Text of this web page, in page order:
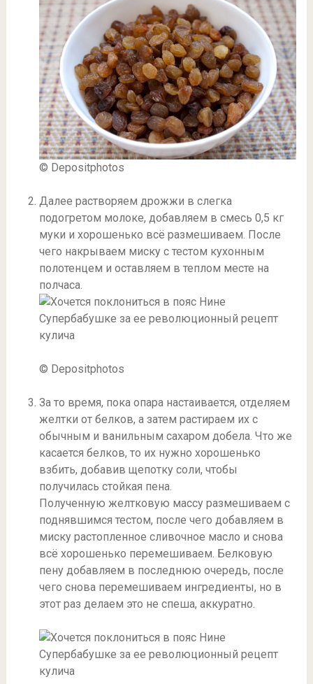
© Depositphotos
Далее растворяем дрожжи в слегка
подогретом молоке, добавляем в смесь 0,5 кг
муки и хорошенько всё размешиваем. После
чего накрываем миску с тестом кухонным
полотенцем и оставляем в теплом месте на
полчаса.
© Depositphotos
За то время, пока опара настаивается, отделяем
желтки от белков, а затем растираем их с
обычным и ванильным сахаром добела. Что же
касается белков, то их нужно хорошенько
взбить, добавив щепотку соли, чтобы
получилась стойкая пена.
Полученную желтковую массу размешиваем с
поднявшимся тестом, после чего добавляем в
миску растопленное сливочное масло и снова
всё хорошенько перемешиваем. Белковую
пену добавляем в последнюю очередь, после
чего снова перемешиваем ингредиенты, но в
этот раз делаем это не спеша, аккуратно.